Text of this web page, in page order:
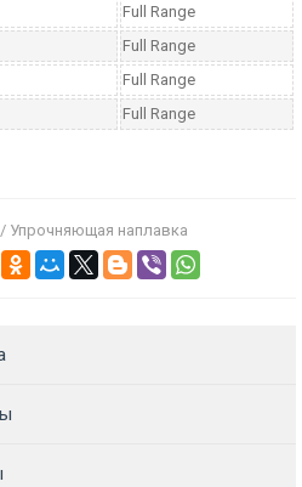
Full Range
Full Range
Full Range
Full Range
/ Упрочняющая наплавка